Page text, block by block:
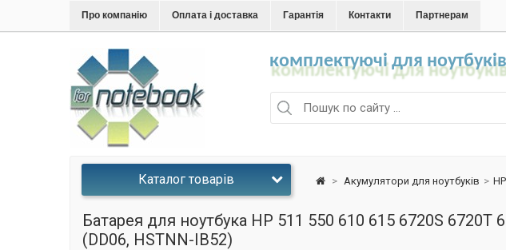
Про компанію Оплата і доставка Гарантія Контакти Партнерам
Каталог товарів
комплектуючі для ноутбуків
> Акумулятори для ноутбуків > HP
Батарея для ноутбука HP 511 550 610 615 6720S 6720T
(DD06, HSTNN-IB52)